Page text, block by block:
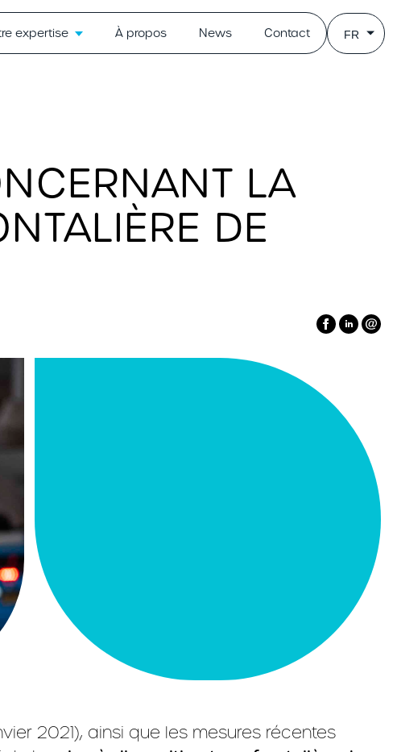
expertise À propos News Contact FR
LA
DE
2021), ainsi que les mesures récentes